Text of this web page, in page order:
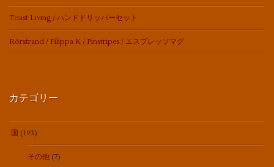
Toast Living / ハンドドリッパーセット
Rörstrand / Filippa K / Pinstripes / エスプレッソマグ
カテゴリー
.国 (193)
その他 (7)